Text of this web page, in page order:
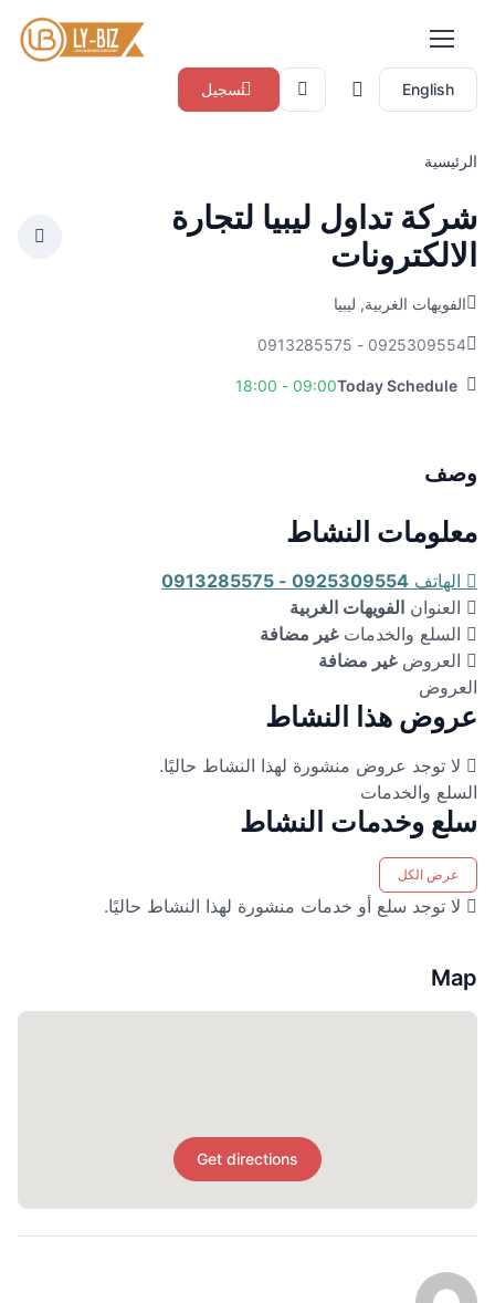
English تسجيل
الرئيسية
شركة تداول ليبيا لتجارة
الالكترونات
الفويهات الغربية, ليبيا
0925309554 - 0913285575
Today Schedule
09:00 - 18:00
وصف
معلومات النشاط
الهاتف 0925309554 - 0913285575
العنوان الفويهات الغربية
السلع والخدمات غير مضافة
العروض غير مضافة
العروض
عروض هذا النشاط
لا توجد عروض منشورة لهذا النشاط حاليًا.
السلع والخدمات
سلع وخدمات النشاط
عرض الكل
لا توجد سلع أو خدمات منشورة لهذا النشاط حاليًا.
Map
Get directions